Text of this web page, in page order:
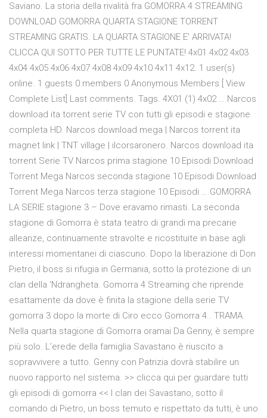
Saviano. La storia della rivalità fra GOMORRA 4 STREAMING
DOWNLOAD GOMORRA QUARTA STAGIONE TORRENT
STREAMING GRATIS. LA QUARTA STAGIONE E' ARRIVATA!
CLICCA QUI SOTTO PER TUTTE LE PUNTATE! 4x01 4x02 4x03
4x04 4x05 4x06 4x07 4x08 4x09 4x10 4x11 4x12. 1 user(s)
online. 1 guests 0 members 0 Anonymous Members [ View
Complete List] Last comments. Tags. 4X01 (1) 4x02 … Narcos
download ita torrent serie TV con tutti gli episodi e stagione
completa HD. Narcos download mega | Narcos torrent ita
magnet link | TNT village | ilcorsaronero. Narcos download ita
torrent Serie TV Narcos prima stagione 10 Episodi Download
Torrent Mega Narcos seconda stagione 10 Episodi Download
Torrent Mega Narcos terza stagione 10 Episodi … GOMORRA
LA SERIE stagione 3 – Dove eravamo rimasti. La seconda
stagione di Gomorra è stata teatro di grandi ma precarie
alleanze, continuamente stravolte e ricostituite in base agli
interessi momentanei di ciascuno. Dopo la liberazione di Don
Pietro, il boss si rifugia in Germania, sotto la protezione di un
clan della ‘Ndrangheta. Gomorra 4 Streaming che riprende
esattamente da dove è finita la stagione della serie TV
gomorra 3 dopo la morte di Ciro ecco Gomorra 4.. TRAMA.
Nella quarta stagione di Gomorra oramai Da Genny, è sempre
più solo. L’erede della famiglia Savastano è riuscito a
sopravvivere a tutto. Genny con Patrizia dovrà stabilire un
nuovo rapporto nel sistema. >> clicca qui per guardare tutti
gli episodi di gomorra << l clan dei Savastano, sotto il
comando di Pietro, un boss temuto e rispettato da tutti, è uno